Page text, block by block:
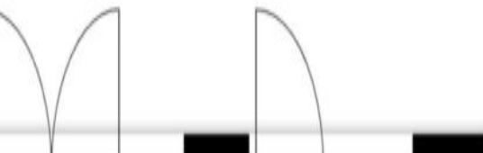
van 220 m²;
vier (ruime) slaapkamers;
vloerverwarming;
kozijnen;
B (geldig tot 13-01-2035);
zuiden;